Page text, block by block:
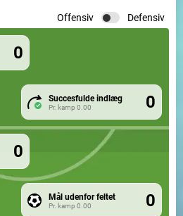
Offensiv Defensiv
0
Succesfulde indlæg
Pr. kamp 0.00 0
0
Mål udenfor feltet
Pr. kamp 0.00 0